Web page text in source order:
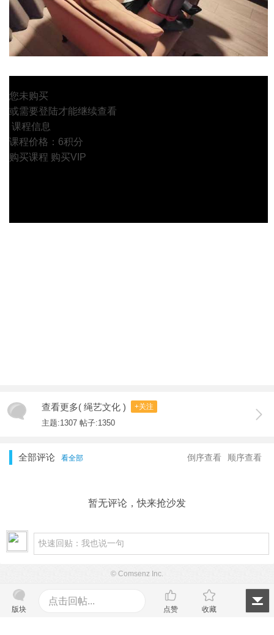
您未购买
或需要登陆才能继续查看
课程信息
课程价格：6积分
购买课程 购买VIP
查看更多( 绳艺文化 ) +关注
主题:1307 帖子:1350
全部评论 看全部 顺序查看
倒序查看
暂无评论，快来抢沙发
版块
点击回帖...
点赞 收藏
© Comsenz Inc.